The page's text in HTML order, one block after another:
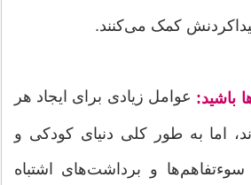
کمک می‌کنند.
باشید: عوامل زیادی برای ایجاد هر
اما به طور کلی دنیای کودکی و
و برداشت‌های اشتباه